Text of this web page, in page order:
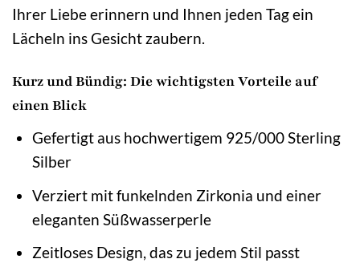
Ihrer Liebe erinnern und Ihnen jeden Tag ein
Lächeln ins Gesicht zaubern.
Kurz und Bündig: Die wichtigsten Vorteile auf
einen Blick
Gefertigt aus hochwertigem 925/000 Sterling
Silber
Verziert mit funkelnden Zirkonia und einer
eleganten Süßwasserperle
Zeitloses Design, das zu jedem Stil passt